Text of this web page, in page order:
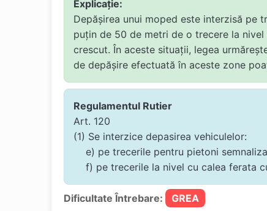
Explicație:
Depășirea unui moped este interzisă pe
puțin de 50 de metri de o trecere la
crescut. În aceste situații, legea
de depășire efectuată în aceste zone
Regulamentul Rutier
Art. 120
(1) Se interzice depasirea vehiculelor:
e) pe trecerile pentru pietoni
f) pe trecerile la nivel cu calea ferata
Dificultate Întrebare: GREA